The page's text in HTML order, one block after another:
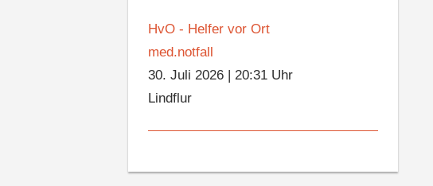
HvO - Helfer vor Ort
med.notfall
30. Juli 2026 |20:31 Uhr
Lindflur